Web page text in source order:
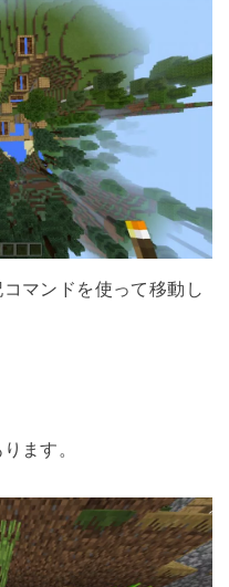
マンドを使って移動し
ます。